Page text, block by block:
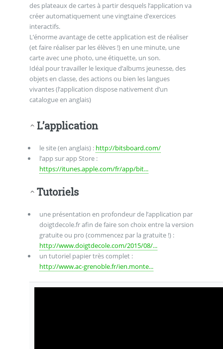
des plateaux de cartes à partir desquels l’application va
créer automatiquement une vingtaine d’exercices
interactifs.
L’énorme avantage de cette application est de réaliser
(et faire réaliser par les élèves !) en une minute, une
carte avec une photo, une étiquette, un son.
Idéal pour travailler le lexique d’albums jeunesse, des
objets en classe, des actions ou bien les langues
vivantes (l’application dispose nativement d’un
catalogue en anglais)
L’application
le site (en anglais) : http://bitsboard.com/
l’app sur app Store :
https://itunes.apple.com/fr/app/bit...
Tutoriels
une présentation en profondeur de l’application par
doigtdecole.fr afin de faire son choix entre la version
gratuite ou pro (commencez par la gratuite !) :
http://www.doigtdecole.com/2015/08/...
un tutoriel papier très complet :
http://www.ac-grenoble.fr/ien.monte...